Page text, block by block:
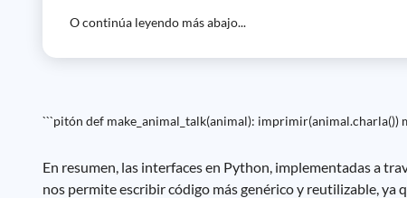
O continúa leyendo más abajo...
```pitón def make_animal_talk(animal): imprimir(animal.charla())
En resumen, las interfaces en Python, implementadas a
nos permite escribir código más genérico y reutilizable,